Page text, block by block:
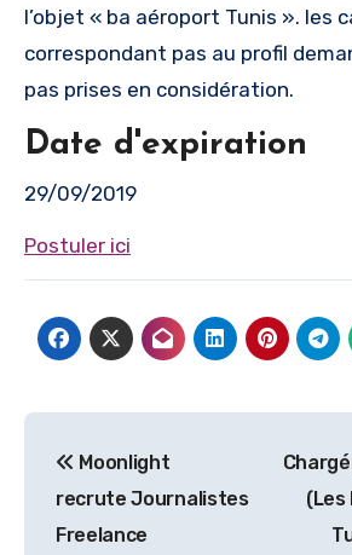
l’objet « ba aéroport Tunis ». les
correspondant pas au profil
pas prises en considération.
Date d'expiration
29/09/2019
Postuler ici
de
l’article
Moonlight
recrute Journalistes
Freelance
(Les